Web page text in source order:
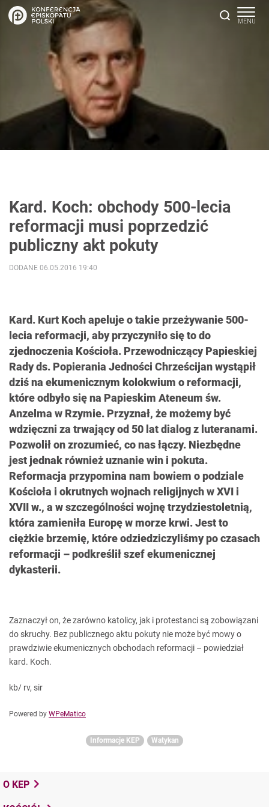
Kard. Koch: obchody 500-lecia
reformacji musi poprzedzić
publiczny akt pokuty
Kard. Kurt Koch apeluje o takie przeżywanie 500-
lecia reformacji, aby przyczyniło się to do
zjednoczenia Kościoła. Przewodniczący Papieskiej
Rady ds. Popierania Jedności Chrześcijan wystąpił
dziś na ekumenicznym kolokwium o reformacji,
które odbyło się na Papieskim Ateneum św.
Anzelma w Rzymie. Przyznał, że możemy być
wdzięczni za trwający od 50 lat dialog z luteranami.
Pozwolił on zrozumieć, co nas łączy. Niezbędne
jest jednak również uznanie win i pokuta.
Reformacja przypomina nam bowiem o podziale
Kościoła i okrutnych wojnach religijnych w XVI i
XVII w., a w szczególności wojnę trzydziestoletnią,
która zamieniła Europę w morze krwi. Jest to
ciężkie brzemię, które odziedziczyliśmy po czasach
reformacji – podkreślił szef ekumenicznej
dykasterii.
DODANE 06.05.2016 19:40
Zaznaczył on, że zarówno katolicy, jak i protestanci są zobowiązani
do skruchy. Bez publicznego aktu pokuty nie może być mowy o
prawdziwie ekumenicznych obchodach reformacji – powiedział
kard. Koch.
kb/ rv, sir
Powered by WPeMatico
Informacje KEP Watykan
O KEP